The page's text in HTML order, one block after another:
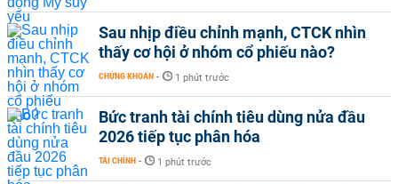
Sau nhịp điều chỉnh mạnh, CTCK nhìn
thấy cơ hội ở nhóm cổ phiếu nào?
CHỨNG KHOÁN - 1 phút trước
Bức tranh tài chính tiêu dùng nửa đầu
2026 tiếp tục phân hóa
TÀI CHÍNH - 1 phút trước